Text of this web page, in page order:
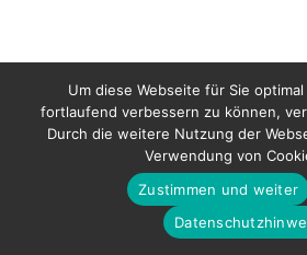
Bertold Raschkowski 2026
Impressum
Um diese Webseite für Sie
fortlaufend verbessern zu können,
Durch die weitere Nutzung der
Verwendung von
Zustimmen und weiter